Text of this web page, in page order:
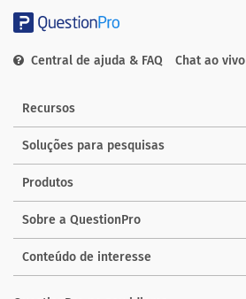
Central de ajuda & FAQ Chat ao vivo
Recursos
Soluções para pesquisas
Produtos
Sobre a QuestionPro
Conteúdo de interesse